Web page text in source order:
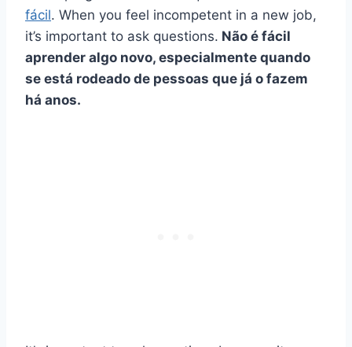
fácil. When you feel incompetent in a new job,
it’s important to ask questions. Não é fácil
aprender algo novo, especialmente quando
se está rodeado de pessoas que já o fazem
há anos.